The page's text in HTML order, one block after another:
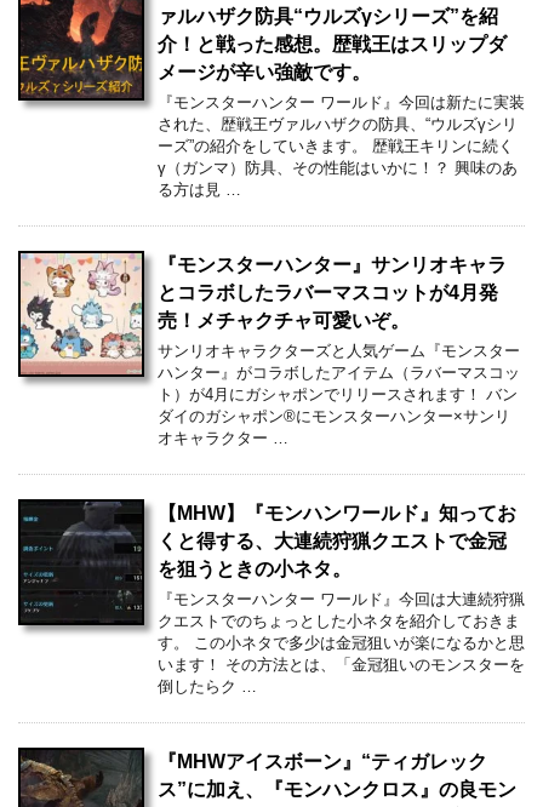
ァルハザク防具“ウルズγシリーズ”を紹
介！と戦った感想。歴戦王はスリップダ
メージが辛い強敵です。
『モンスターハンター ワールド』今回は新たに実装
された、歴戦王ヴァルハザクの防具、“ウルズγシリ
ーズ”の紹介をしていきます。 歴戦王キリンに続く
γ（ガンマ）防具、その性能はいかに！？ 興味のあ
る方は見 …
『モンスターハンター』サンリオキャラ
とコラボしたラバーマスコットが4月発
売！メチャクチャ可愛いぞ。
サンリオキャラクターズと人気ゲーム『モンスター
ハンター』がコラボしたアイテム（ラバーマスコッ
ト）が4月にガシャポンでリリースされます！ バン
ダイのガシャポン®にモンスターハンター×サンリ
オキャラクター …
【MHW】『モンハンワールド』知ってお
くと得する、大連続狩猟クエストで金冠
を狙うときの小ネタ。
『モンスターハンター ワールド』今回は大連続狩猟
クエストでのちょっとした小ネタを紹介しておきま
す。 この小ネタで多少は金冠狙いが楽になるかと思
います！ その方法とは、「金冠狙いのモンスターを
倒したらク …
『MHWアイスボーン』“ティガレック
ス”に加え、『モンハンクロス』の良モン